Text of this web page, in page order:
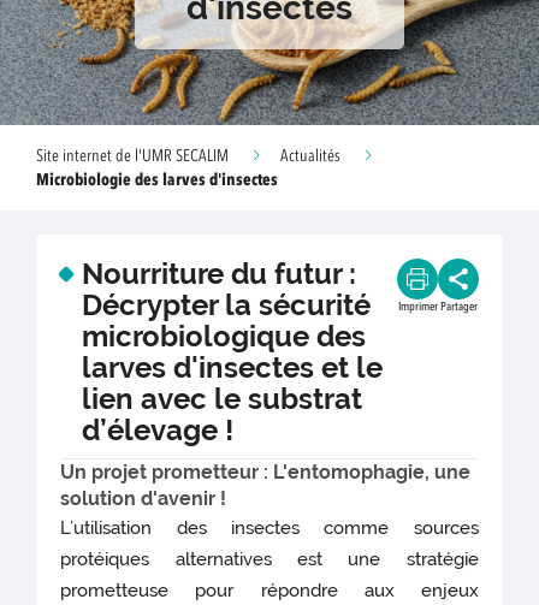
Site internet de l'UMR SECALIM
Actualités
Microbiologie des larves d'insectes
Nourriture du futur :
Décrypter la sécurité
microbiologique des
larves d'insectes et le
lien avec le substrat
d’élevage !
Imprimer Partager
Un projet prometteur : L'entomophagie, une
solution d'avenir !
L’utilisation des insectes comme sources
protéiques alternatives est une stratégie
prometteuse pour répondre aux enjeux